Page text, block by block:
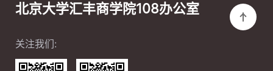
北京大学汇丰商学院108办公室
关注我们: